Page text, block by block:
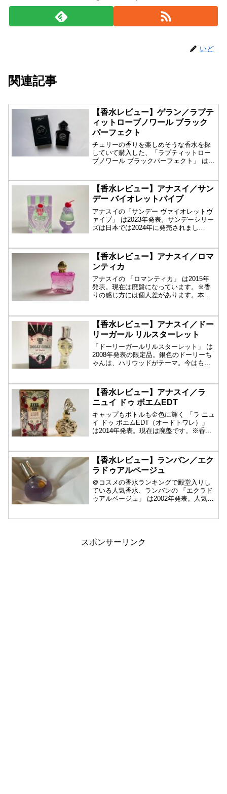
いど
関連記事
【香水レビュー】ゲラン／ラプテ
ィットローブノワール ブラック
パーフェクト
チェリーの香りを楽しめそうな香水を探
していて購入した、「ラプティットロー
ブノワール ブラックパーフェクト」 は
【香水レビュー】アナスイ／サン
デー バイオレットバイブ
アナスイの「サンデー ヴァイオレットヴ
ァイブ」 は2023年発表。サンデーシリー
ズは日本では2024年に発売されまし
【香水レビュー】アナスイ／ロマ
ンティカ
アナスイの 「ロマンティカ」 は2015年
発表。現在は廃盤になっています。※香
りの感じ方には個人差があります。本レ
【香水レビュー】アナスイ／ドー
リーガール リルスターレット
「ドーリーガールリルスターレット」 は
2008年発表の限定品。銀色のドーリーち
ゃんは、ハリウッドがテーマ。今はもう
【香水レビュー】アナスイ／ラ
ニュイ ドゥ ボエムEDT
キャップもボトルも金色に輝く 「ラ ニュ
イ ドゥ ボエムEDT（オードトワレ）」
は2014年発表。現在は廃盤です。※香...
【香水レビュー】ランバン／エク
ラドゥアルページュ
＠コスメの香水ランキングで殿堂入りし
ている人気香水、ランバンの 「エクラド
ゥアルページュ」 は2002年発表。人気す
スポンサーリンク